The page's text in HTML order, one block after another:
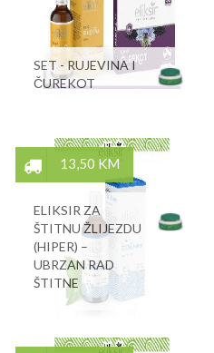
SET - RUJEVINA I
ČUREKOT
13,50 KM
ELIKSIR ZA
ŠTITNU ŽLIJEZDU
(HIPER) –
UBRZAN RAD
ŠTITNE